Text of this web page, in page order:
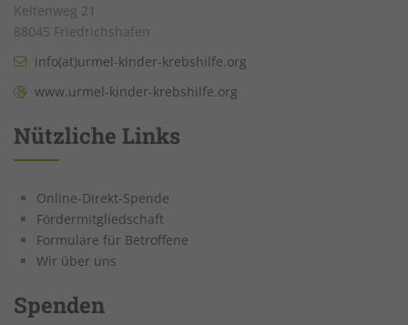
Keltenweg 21
88045 Friedrichshafen
info(at)urmel-kinder-krebshilfe.org
www.urmel-kinder-krebshilfe.org
Nützliche Links
Online-Direkt-Spende
Fördermitgliedschaft
Formulare für Betroffene
Wir über uns
Spenden